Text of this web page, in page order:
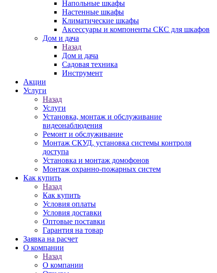
Напольные шкафы
Настенные шкафы
Климатические шкафы
Аксессуары и компоненты СКС для шкафов
Дом и дача
Назад
Дом и дача
Садовая техника
Инструмент
Акции
Услуги
Назад
Услуги
Установка, монтаж и обслуживание
видеонаблюдения
Ремонт и обслуживание
Монтаж СКУД, установка системы контроля
доступа
Установка и монтаж домофонов
Монтаж охранно-пожарных систем
Как купить
Назад
Как купить
Условия оплаты
Условия доставки
Оптовые поставки
Гарантия на товар
Заявка на расчет
О компании
Назад
О компании